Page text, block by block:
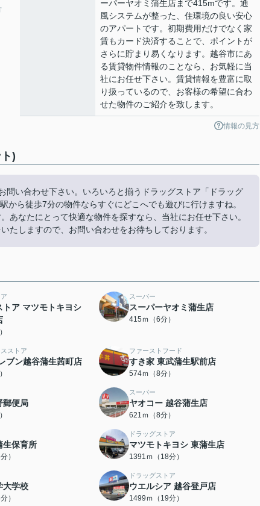
ーパーヤオミ蒲生店まで415mです。通
風システムが整った、住環境の良い安心
のアパートです。初期費用だけでなく家
賃もカード決済することで、ポイントが
さらに貯まり易くなります。越谷市にあ
る賃貸物件情報のことなら、お気軽に当
社にお任せ下さい。賃貸情報を豊富に取
り扱っているので、お客様の希望に合わ
せた物件のご紹介を致します。
情報の見方
)
問い合わせ下さい。いろいろと揃うドラッグストア「ドラッグ
ら徒歩7分の物件ならすぐにどこへでも遊びに行けますね。
あなたにとって快適な物件を探すなら、当社にお任せ下さい。
たしますので、お問い合わせをお待ちしております。
トア マツモトキヨシ
スーパー
スーパーヤオミ蒲生店
415ｍ（6分）
ストア
ブン越谷蒲生茜町店
ファーストフード
すき家 東武蒲生駅前店
574ｍ（8分）
郵便局
スーパー
ヤオコー 越谷蒲生店
621ｍ（8分）
生保育所
）
ドラッグストア
マツモトキヨシ 東蒲生店
1391ｍ（18分）
大学校
）
ドラッグストア
ウエルシア 越谷登戸店
1499ｍ（19分）